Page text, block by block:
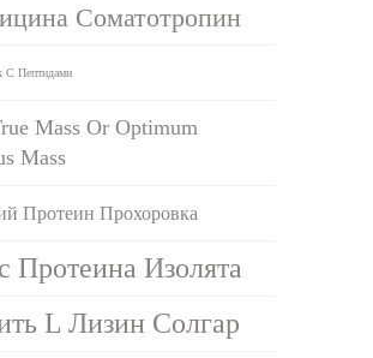
Соматотропин
С Пептидами
Mass Or Optimum
Mass
Протеин Прохоровка
Протеина Изолята
L Лизин Солгар